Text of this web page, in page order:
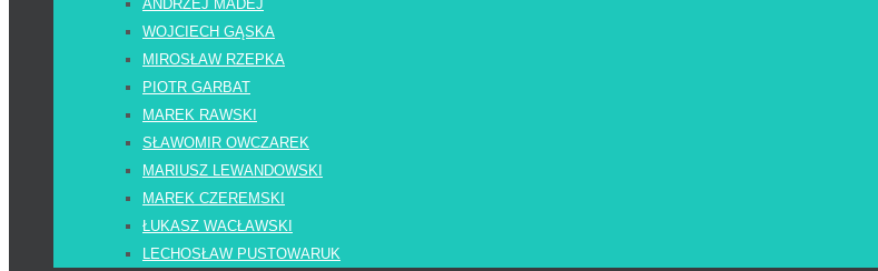
ANDRZEJ MADEJ
WOJCIECH GĄSKA
MIROSŁAW RZEPKA
PIOTR GARBAT
MAREK RAWSKI
SŁAWOMIR OWCZAREK
MARIUSZ LEWANDOWSKI
MAREK CZEREMSKI
ŁUKASZ WACŁAWSKI
LECHOSŁAW PUSTOWARUK